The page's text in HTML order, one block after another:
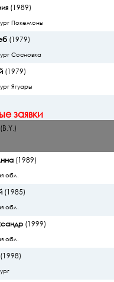
(1989)
Покемоны
(1979)
Сосновка
(1979)
Ягуары
заявки
(B.Y.)
(1989)
обл.
(1985)
обл.
(1999)
обл.